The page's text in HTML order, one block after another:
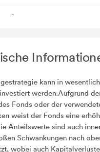
-
kann in
werden.Aufgrund
Fonds oder der
weist der Fonds eine
Anteilswerte sind auch
Schwankungen nach
wobei auch